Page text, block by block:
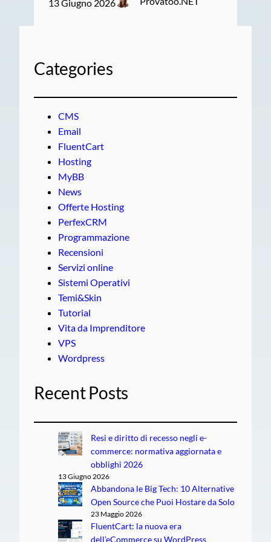
13 Giugno 2026
Categories
CMS
Email
FluentCart
Hosting
MyBB
News
Offerte Hosting
PerfexCRM
Programmazione
Recensioni
Servizi online
Sistemi Operativi
Temi&Skin
Tutorial
Vita da Imprenditore
VPS
Wordpress
Recent Posts
Resi e diritto di recesso negli e-
commerce: normativa aggiornata e
obblighi 2026
13 Giugno 2026
Abbandona le Big Tech: 10 Alternative
Open Source che Puoi Hostare da Solo
23 Maggio 2026
FluentCart: la nuova era
dell’eCommerce su WordPress